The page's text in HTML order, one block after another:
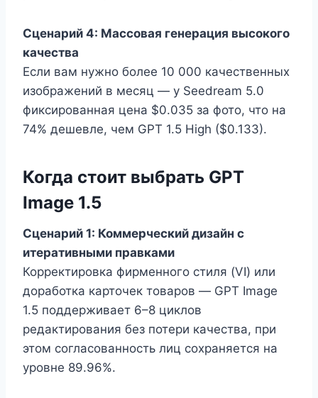
Сценарий 4: Массовая генерация высокого
качества
Если вам нужно более 10 000 качественных
изображений в месяц — у Seedream 5.0
фиксированная цена $0.035 за фото, что на
74% дешевле, чем GPT 1.5 High ($0.133).
Когда стоит выбрать GPT
Image 1.5
Сценарий 1: Коммерческий дизайн с
итеративными правками
Корректировка фирменного стиля (VI) или
доработка карточек товаров — GPT Image
1.5 поддерживает 6–8 циклов
редактирования без потери качества, при
этом согласованность лиц сохраняется на
уровне 89.96%.